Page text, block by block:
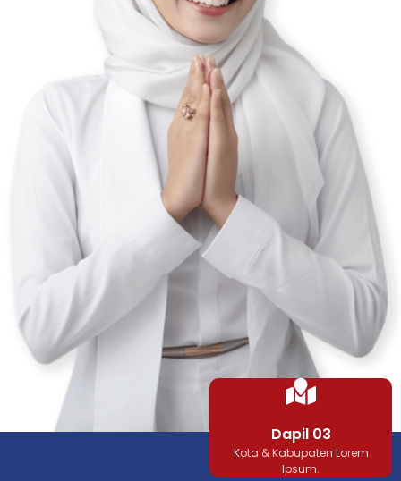
Dapil 03
Kota & Kabupaten Lorem
Ipsum.